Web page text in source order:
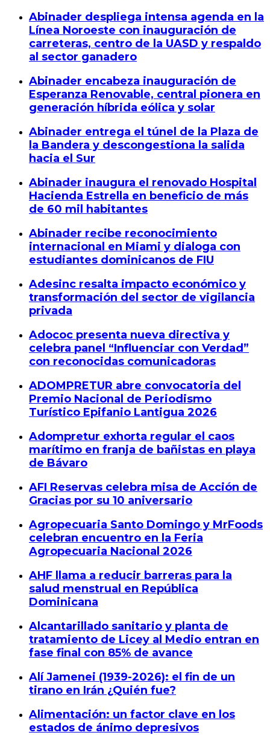
Abinader despliega intensa agenda en la
Línea Noroeste con inauguración de
carreteras, centro de la UASD y respaldo
al sector ganadero
Abinader encabeza inauguración de
Esperanza Renovable, central pionera en
generación híbrida eólica y solar
Abinader entrega el túnel de la Plaza de
la Bandera y descongestiona la salida
hacia el Sur
Abinader inaugura el renovado Hospital
Hacienda Estrella en beneficio de más
de 60 mil habitantes
Abinader recibe reconocimiento
internacional en Miami y dialoga con
estudiantes dominicanos de FIU
Adesinc resalta impacto económico y
transformación del sector de vigilancia
privada
Adococ presenta nueva directiva y
celebra panel “Influenciar con Verdad”
con reconocidas comunicadoras
ADOMPRETUR abre convocatoria del
Premio Nacional de Periodismo
Turístico Epifanio Lantigua 2026
Adompretur exhorta regular el caos
marítimo en franja de bañistas en playa
de Bávaro
AFI Reservas celebra misa de Acción de
Gracias por su 10 aniversario
Agropecuaria Santo Domingo y MrFoods
celebran encuentro en la Feria
Agropecuaria Nacional 2026
AHF llama a reducir barreras para la
salud menstrual en República
Dominicana
Alcantarillado sanitario y planta de
tratamiento de Licey al Medio entran en
fase final con 85% de avance
Alí Jamenei (1939-2026): el fin de un
tirano en Irán ¿Quién fue?
Alimentación: un factor clave en los
estados de ánimo depresivos